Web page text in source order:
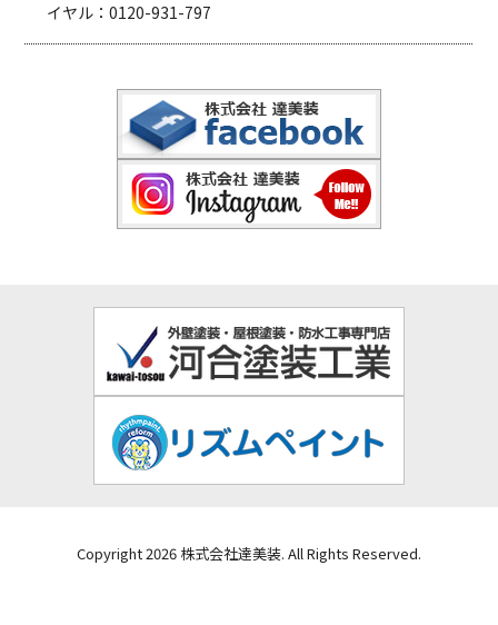
イヤル：0120-931-797
Copyright 2026 株式会社達美装. All Rights Reserved.